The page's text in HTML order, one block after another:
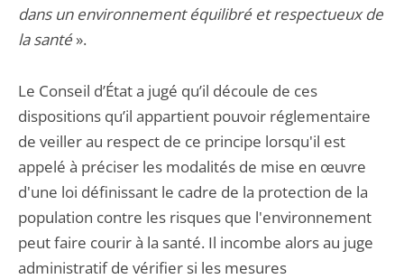
dans un environnement équilibré et respectueux de
la santé».
Le Conseil d’État a jugé qu’il découle de ces
dispositions qu’il appartient pouvoir réglementaire
de veiller au respect de ce principe lorsqu'il est
appelé à préciser les modalités de mise en œuvre
d'une loi définissant le cadre de la protection de la
population contre les risques que l'environnement
peut faire courir à la santé. Il incombe alors au juge
administratif de vérifier si les mesures